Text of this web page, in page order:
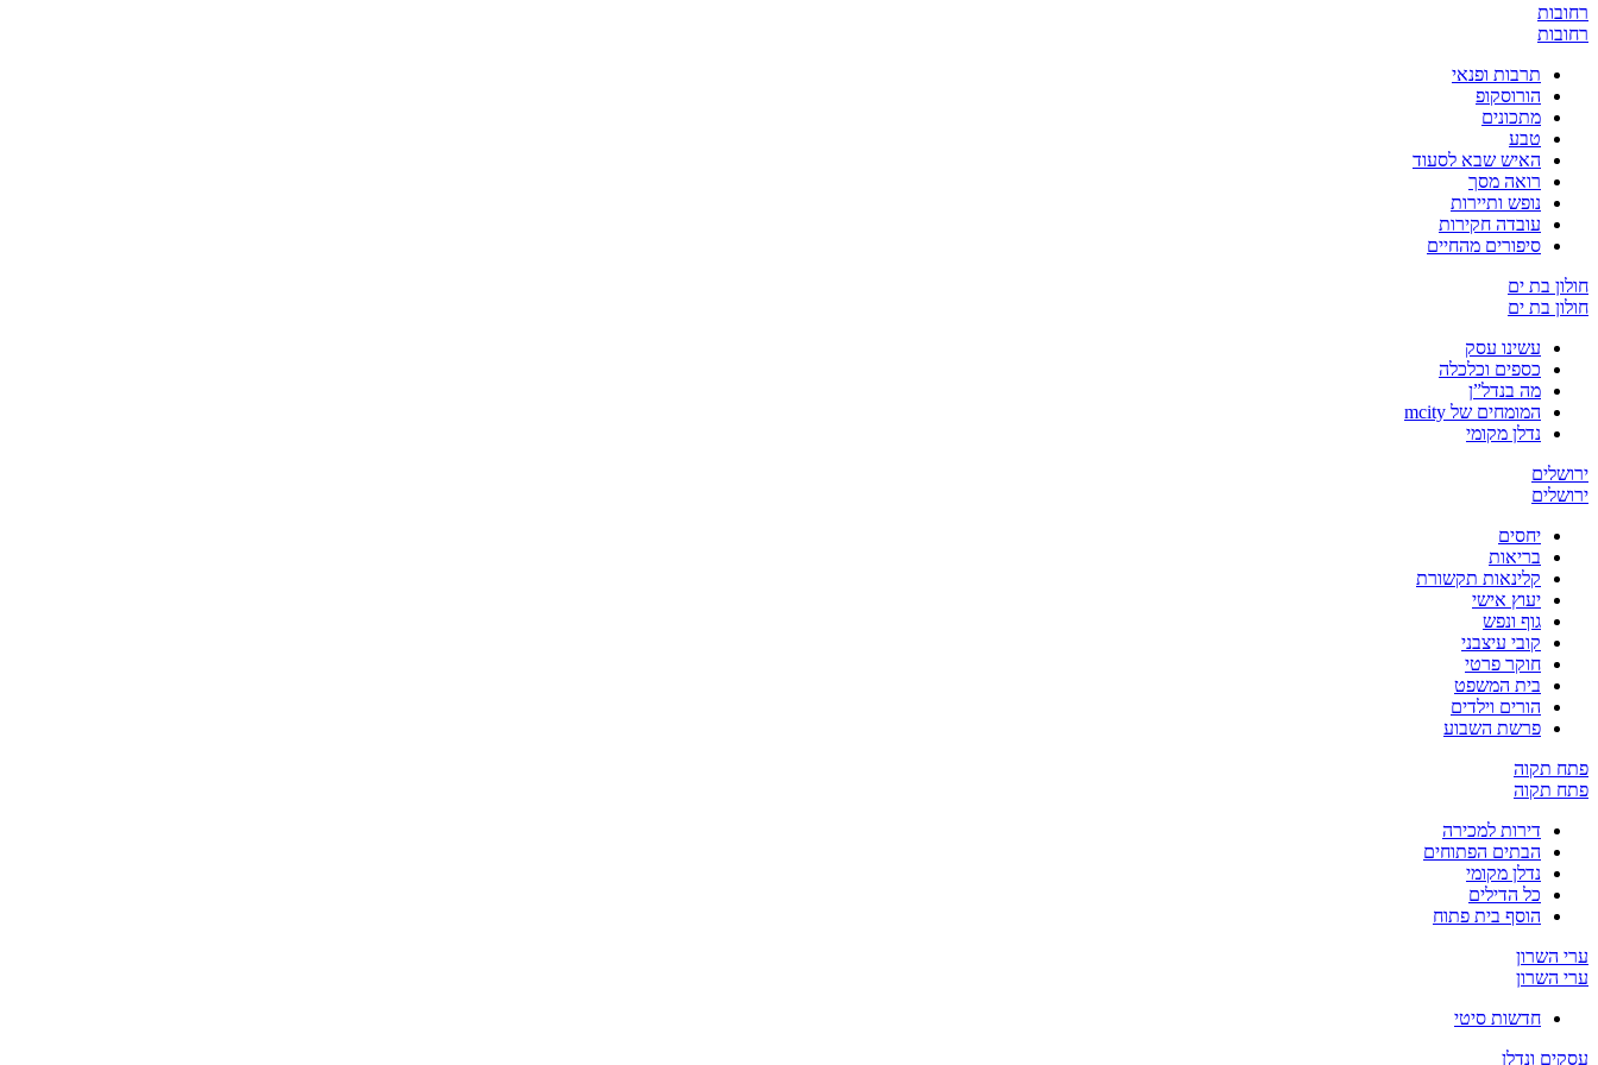
רחובות
רחובות
תרבות ופנאי
הורוסקופ
מתכונים
טבע
האיש שבא לסעוד
רואה מסך
נופש ותיירות
עובדה חקירות
סיפורים מהחיים
חולון בת ים
חולון בת ים
עשינו עסק
כספים וכלכלה
מה בנדל”ן
המומחים של mcity
נדלן מקומי
ירושלים
ירושלים
יחסים
בריאות
קלינאות תקשורת
יעוץ אישי
גוף ונפש
קובי עיצבני
חוקר פרטי
בית המשפט
הורים וילדים
פרשת השבוע
פתח תקוה
פתח תקוה
דירות למכירה
הבתים הפתוחים
נדלן מקומי
כל הדילים
הוסף בית פתוח
ערי השרון
ערי השרון
חדשות סיטי
עסקים ונדלן